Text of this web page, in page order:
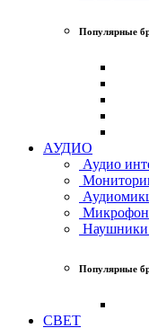
Популярные
АУДИО
Аудио
Наушники
Популярные
СВЕТ